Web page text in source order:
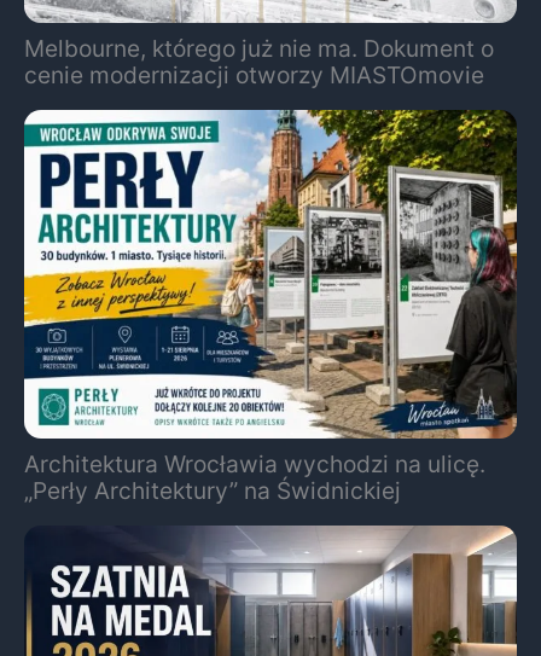
Melbourne, którego już nie ma. Dokument o
cenie modernizacji otworzy MIASTOmovie
Architektura Wrocławia wychodzi na ulicę.
„Perły Architektury” na Świdnickiej